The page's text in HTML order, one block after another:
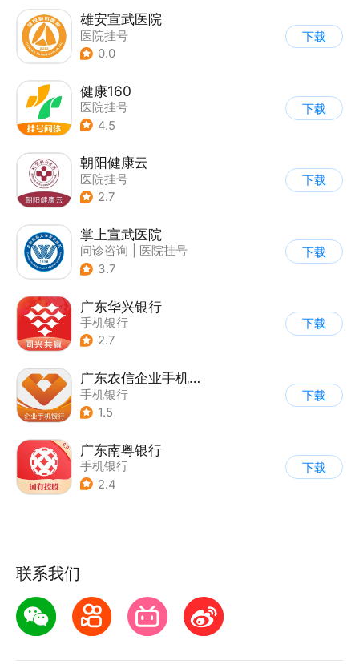
雄安宣武医院
医院挂号
0.0
下载
健康160
医院挂号
4.5
下载
朝阳健康云
医院挂号
2.7
下载
掌上宣武医院
问诊咨询
医院挂号
3.7
下载
广东华兴银行
手机银行
2.7
下载
广东农信企业手机银行
手机银行
1.5
下载
广东南粤银行
手机银行
2.4
下载
联系我们